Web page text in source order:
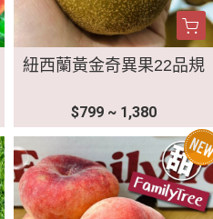
紐西蘭黃金奇異果22品規
$799 ~ 1,380